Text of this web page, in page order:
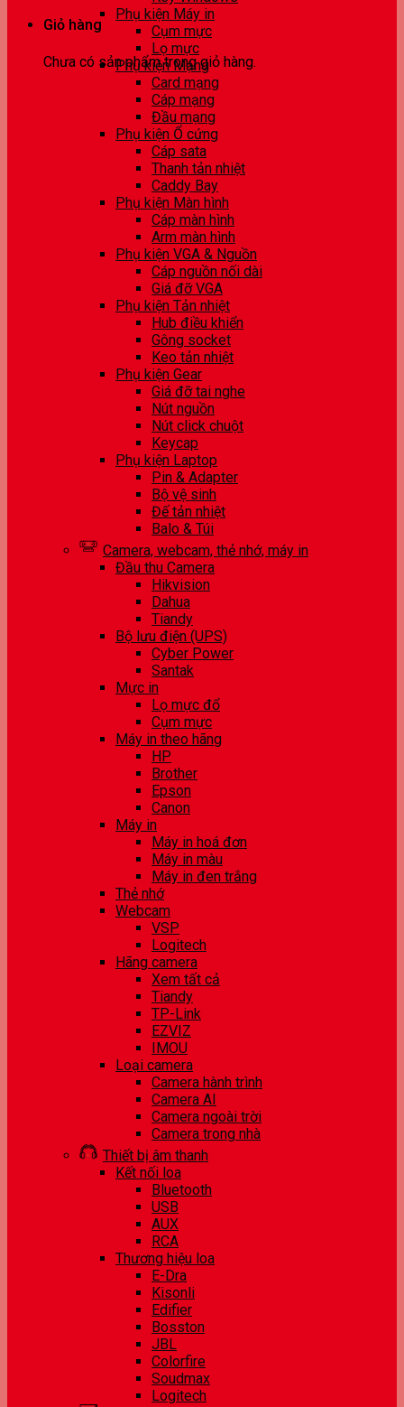
Giỏ hàng
Chưa có sản phẩm trong giỏ hàng.
Phụ kiện Máy in
Cụm mực
Lọ mực
Phụ kiện Mạng
Card mạng
Cáp mạng
Đầu mạng
Phụ kiện Ổ cứng
Cáp sata
Thanh tản nhiệt
Caddy Bay
Phụ kiện Màn hình
Cáp màn hình
Arm màn hình
Phụ kiện VGA & Nguồn
Cáp nguồn nối dài
Giá đỡ VGA
Phụ kiện Tản nhiệt
Hub điều khiển
Gông socket
Keo tản nhiệt
Phụ kiện Gear
Giá đỡ tai nghe
Nút nguồn
Nút click chuột
Keycap
Phụ kiện Laptop
Pin & Adapter
Bộ vệ sinh
Đế tản nhiệt
Balo & Túi
Camera, webcam, thẻ nhớ, máy in
Đầu thu Camera
Hikvision
Dahua
Tiandy
Bộ lưu điện (UPS)
Cyber Power
Santak
Mực in
Lọ mực đổ
Cụm mực
Máy in theo hãng
HP
Brother
Epson
Canon
Máy in
Máy in hoá đơn
Máy in màu
Máy in đen trắng
Thẻ nhớ
Webcam
VSP
Logitech
Hãng camera
Xem tất cả
Tiandy
TP-Link
EZVIZ
IMOU
Loại camera
Camera hành trình
Camera AI
Camera ngoài trời
Camera trong nhà
Thiết bị âm thanh
Kết nối loa
Bluetooth
USB
AUX
RCA
Thương hiệu loa
E-Dra
Kisonli
Edifier
Bosston
JBL
Colorfire
Soudmax
Logitech